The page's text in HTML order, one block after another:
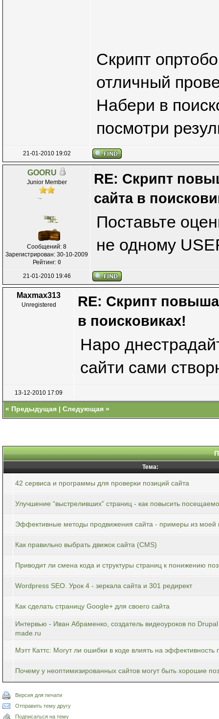
Скрипт
отличный
Набери в
посмотри
21-01-2010 19:02
GOORU
Junior Member
Сообщений: 8
Зарегистрирован: 30-10-2009
Рейтинг: 0
RE: Скрипт
сайта в
Поставьте
не одному
21-01-2010 19:46
Maxmax313
Unregistered
RE: Скрипт
в поисковиках!
Наро
сайти сами
13-12-2010 17:09
« Предыдущая | Следующая »
Тема:
42 сервиса и программы для проверки позиций сайта
Улучшение “выстреливших” страниц - как повысить
Эффективные методы продвижения сайта - примеры из моей
Как правильно выбрать движок сайта (CMS)
Приводит ли смена кода и структуры страниц к понижению
Wordpress SEO. Урок 4 - зеркала сайта и 301 редирект
Как сделать страницу Google+ для своего сайта
Интервью - Иван Абраменко, создатель видеоуроков по
made.ru
Мэтт Каттс: Могут ли ошибки в коде влиять на эффективность
Почему у неоптимизированных сайтов могут быть хорошие
Версия для печати
Отправить тему другу
Подписаться на тему